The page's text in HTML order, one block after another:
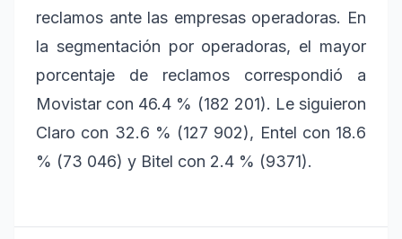
reclamos ante las empresas operadoras. En
la segmentación por operadoras, el mayor
porcentaje de reclamos correspondió a
Movistar con 46.4 % (182 201). Le siguieron
Claro con 32.6 % (127 902), Entel con 18.6
% (73 046) y Bitel con 2.4 % (9371).